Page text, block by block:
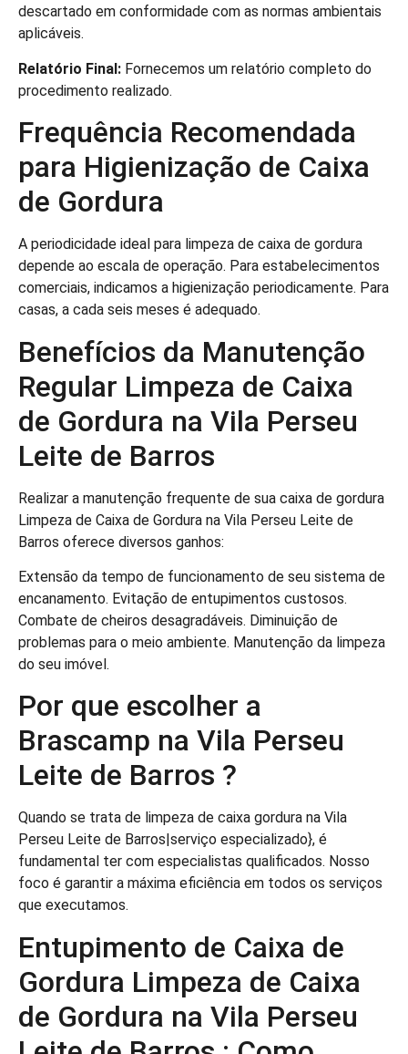
descartado em conformidade com as normas ambientais
aplicáveis.
Relatório Final: Fornecemos um relatório completo do
procedimento realizado.
Frequência Recomendada
para Higienização de Caixa
de Gordura
A periodicidade ideal para limpeza de caixa de gordura
depende ao escala de operação. Para estabelecimentos
comerciais, indicamos a higienização periodicamente. Para
casas, a cada seis meses é adequado.
Benefícios da Manutenção
Regular Limpeza de Caixa
de Gordura na Vila Perseu
Leite de Barros
Realizar a manutenção frequente de sua caixa de gordura
Limpeza de Caixa de Gordura na Vila Perseu Leite de
Barros oferece diversos ganhos:
Extensão da tempo de funcionamento de seu sistema de
encanamento. Evitação de entupimentos custosos.
Combate de cheiros desagradáveis. Diminuição de
problemas para o meio ambiente. Manutenção da limpeza
do seu imóvel.
Por que escolher a
Brascamp na Vila Perseu
Leite de Barros ?
Quando se trata de limpeza de caixa gordura na Vila
Perseu Leite de Barros|serviço especializado}, é
fundamental ter com especialistas qualificados. Nosso
foco é garantir a máxima eficiência em todos os serviços
que executamos.
Entupimento de Caixa de
Gordura Limpeza de Caixa
de Gordura na Vila Perseu